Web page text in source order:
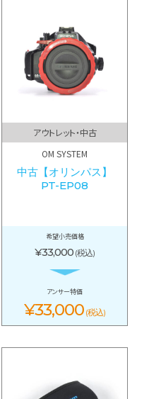
アウトレット・中古
OM SYSTEM
中古【オリンパス】
PT-EP08
希望小売価格
¥33,000 (税込)
アンサー特価
¥33,000 (税込)